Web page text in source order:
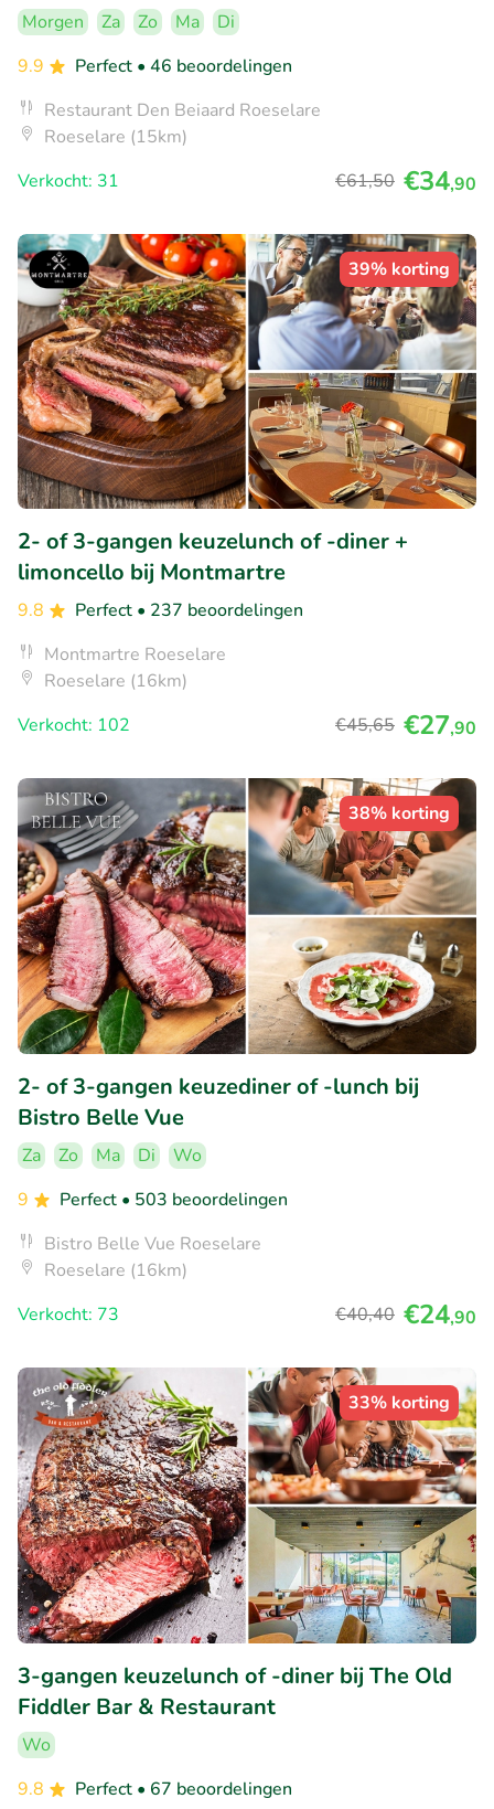
Morgen Za Zo Ma
Di
9.9
Perfect • 46 beoordelingen
Restaurant Den Beiaard Roeselare
Roeselare (15km)
Verkocht: 31
€61,50 €34,90
39% korting
2- of 3-gangen keuzelunch of -diner +
limoncello bij Montmartre
9.8 Perfect • 237 beoordelingen
Montmartre Roeselare
Roeselare (16km)
Verkocht: 102
€45,65 €27,90
38% korting
2- of 3-gangen keuzediner of -lunch bij
Bistro Belle Vue
Za Zo Ma Di
Wo
9
Perfect • 503 beoordelingen
Bistro Belle Vue Roeselare
Roeselare (16km)
Verkocht: 73
€40,40 €24,90
33% korting
3-gangen keuzelunch of -diner bij The Old
Fiddler Bar & Restaurant
Wo
9.8
Perfect • 67 beoordelingen